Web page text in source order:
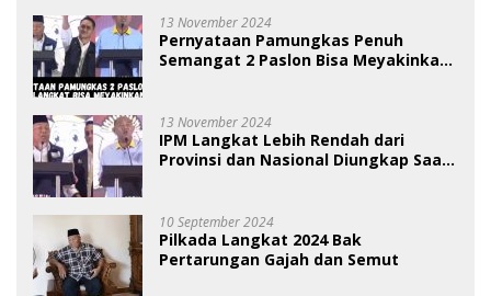
13 November 2024
Pernyataan Pamungkas Penuh
Semangat 2 Paslon Bisa Meyakinkan
13 November 2024
IPM Langkat Lebih Rendah dari
Provinsi dan Nasional Diungkap Saat
10 September 2024
Pilkada Langkat 2024 Bak
Pertarungan Gajah dan Semut